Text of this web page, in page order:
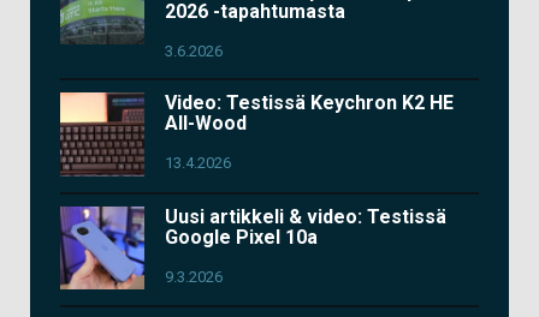
2026 -tapahtumasta
3.6.2026
Video: Testissä Keychron K2 HE
All-Wood
13.4.2026
Uusi artikkeli & video: Testissä
Google Pixel 10a
9.3.2026